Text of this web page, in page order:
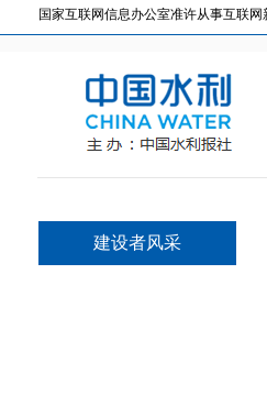
国家互联网信息办公室准许从事互联
建设者风采